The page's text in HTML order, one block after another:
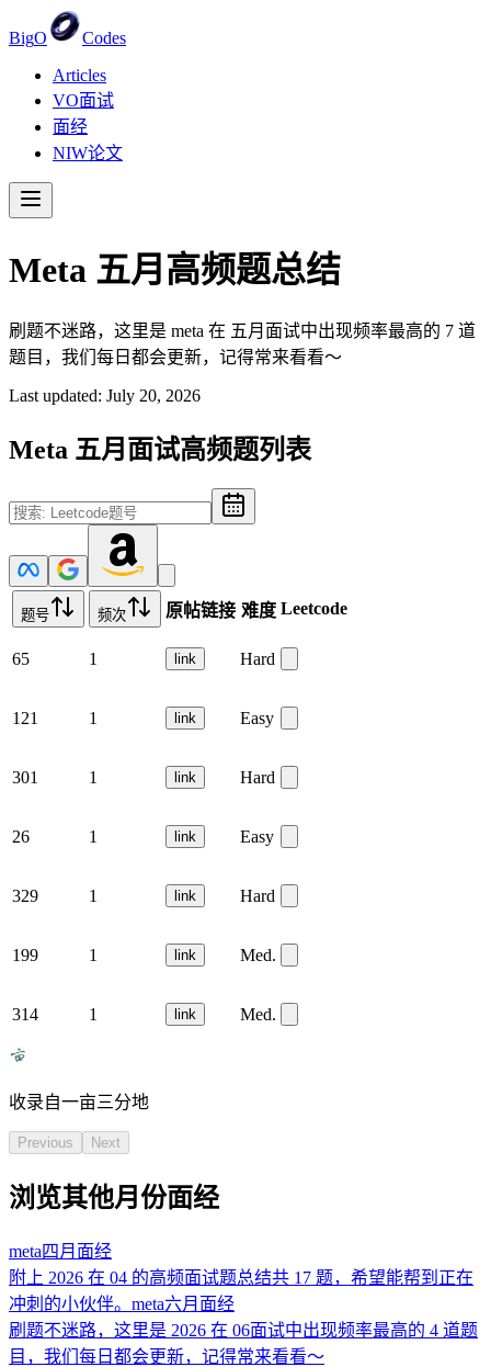
BigO
Codes
Articles
VO面试
面经
NIW论文
Meta 五月 高频题总结
刷题不迷路，这里是 meta 在 五月面试中出现频率最高的 7 道
题目，我们每日都会更新，记得常来看看～
Last updated: July 20, 2026
Meta 五月 面试高频题列表
题号 频次 原帖链接 难度 Leetcode
65 1 link Hard
121 1 link Easy
301 1 link Hard
26 1 link Easy
329 1 link Hard
199 1 link Med.
314 1 link Med.
收录自一亩三分地
Previous Next
浏览其他月份面经
meta四月 面经
附上 2026 在 04 的高频面试题总结共 17 题，希望能帮到正在
冲刺的小伙伴。 meta六月 面经
刷题不迷路，这里是 2026 在 06面试中出现频率最高的 4 道题
目，我们每日都会更新，记得常来看看～